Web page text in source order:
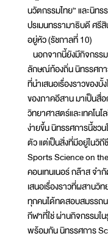
นวัตกรรมไทย” และนิท
ปรเมนทรรามาธิบดี ศรี
อยู่หัว (รัชกาลที่ 10)
นอกจากนี้ยังมีกิจกรรม
ลักษณ์ท้องถิ่น นิทรรศก
ที่นำเสนอเรื่องราวขอ
ของภาคอีสาน มาเป็นสื่
วิทยาศาสตร์และเทคโนโ
ง่ายขึ้น นิทรรศการนี้ชวน
ตัว แต่เป็นสิ่งที่มีอยู่ในวิ
Sports Science on
คอนเทนเนอร์ กล๊าส จำ
เสนอเรื่องราวที่ผสานวิ
ทุกคนได้ทดสอบสมรรถน
กีฬาที่ใช่ ผ่านกิจกรรมใ
พร้อมกัน นิทรรศการ